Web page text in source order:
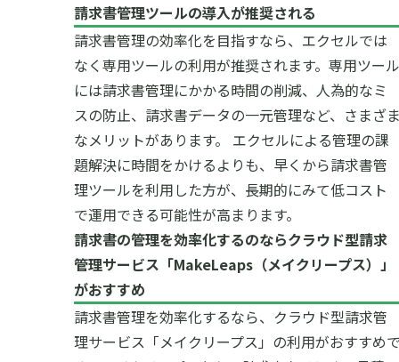
請求書管理ツールの導入が推奨される
請求書管理の効率化を目指すなら、エクセルでは
なく専用ツールの利用が推奨されます。専用ツール
には請求書管理にかかる時間の削減、人為的なミ
スの防止、請求書データの一元管理など、さまざ
なメリットがあります。
エクセルによる管理の課
題解決に時間をかけるよりも、早くから請求書管
理ツールを利用した方が、長期的にみて低コスト
で運用できる可能性が高まります。
請求書の管理を効率化するのならクラウド型請求
管理サービス「MakeLeaps（メイクリープス）」
がおすすめ
請求書管理を効率化するなら、クラウド型請求管
理サービス「メイクリープス」の利用がおすすめ